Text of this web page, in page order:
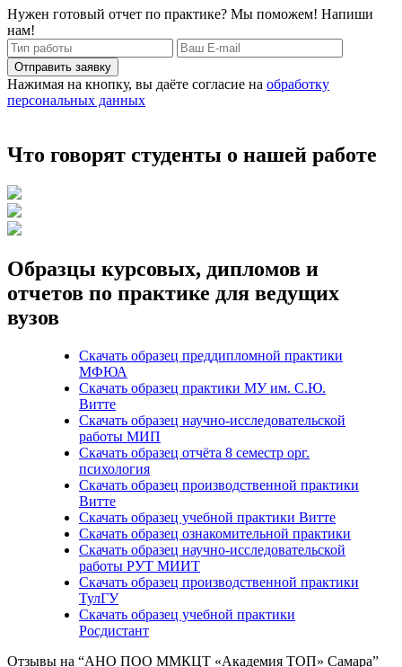
Нужен готовый отчет по практике? Мы поможем! Напиши
нам!
Отправить заявку
Нажимая на кнопку, вы даёте согласие на обработку
персональных данных
Что говорят студенты о нашей работе
Образцы курсовых, дипломов и
отчетов по практике для ведущих
вузов
Скачать образец преддипломной практики
МФЮА
Скачать образец практики МУ им. С.Ю.
Витте
Скачать образец научно-исследовательской
работы МИП
Скачать образец отчёта 8 семестр орг.
психология
Скачать образец производственной практики
Витте
Скачать образец учебной практики Витте
Скачать образец ознакомительной практики
Скачать образец научно-исследовательской
работы РУТ МИИТ
Скачать образец производственной практики
ТулГУ
Скачать образец учебной практики
Росдистант
Отзывы на “АНО ПОО ММКЦТ «Академия ТОП» Самара”